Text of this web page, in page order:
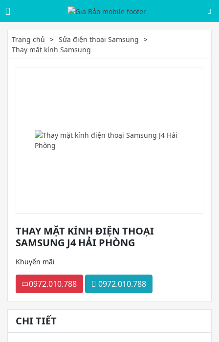
Trang chủ
Sửa điện thoại Samsung
Thay mặt kính Samsung
THAY MẶT KÍNH ĐIỆN THOẠI
SAMSUNG J4 HẢI PHÒNG
Khuyến mãi
0972.010.788 0972.010.788
CHI TIẾT